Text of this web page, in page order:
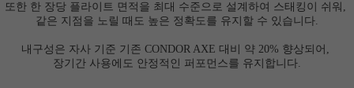
또한 한 장당 플라이트 면적을 최대 수준으로 설계하여 스태킹이 쉬워,
같은 지점을 노릴 때도 높은 정확도를 유지할 수 있습니다.
내구성은 자사 기준 기존 CONDOR AXE 대비 약 20% 향상되어,
장기간 사용에도 안정적인 퍼포먼스를 유지합니다.